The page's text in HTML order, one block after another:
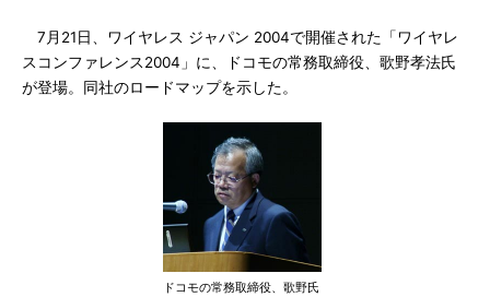
7月21日、ワイヤレス ジャパン 2004で開催された「ワイヤレ
スコンファレンス2004」に、ドコモの常務取締役、歌野孝法氏
が登場。同社のロードマップを示した。
ドコモの常務取締役、歌野氏